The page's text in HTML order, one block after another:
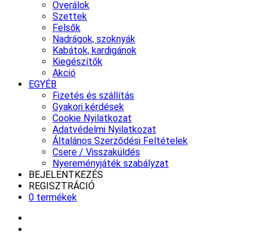
Overálok
Szettek
Felsők
Nadrágok, szoknyák
Kabátok, kardigánok
Kiegészítők
Akció
EGYÉB
Fizetés és szállítás
Gyakori kérdések
Cookie Nyilatkozat
Adatvédelmi Nyilatkozat
Általános Szerződési Feltételek
Csere / Visszaküldés
Nyereményjáték szabályzat
BEJELENTKEZÉS
REGISZTRÁCIÓ
0 termékek